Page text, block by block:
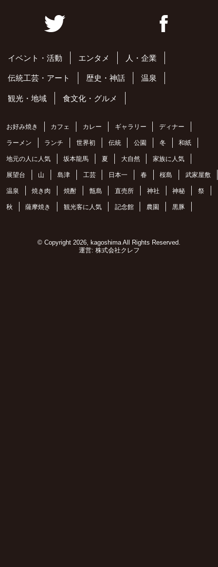
イベント・活動 エンタメ 人・企業
伝統工芸・アート 歴史・神話 温泉
観光・地域 食文化・グルメ
お好み焼き カフェ カレー ギャラリー ディナー
ラーメン ランチ 世界初 伝統 公園 冬 和紙
地元の人に人気 坂本龍馬 夏 大自然 家族に人気
展望台 山 島津 工芸 日本一 春 桜島 武家屋敷
温泉 焼き肉 焼酎 甑島 直売所 神社 神秘 祭
秋 薩摩焼き 観光客に人気 記念館 農園 黒豚
© Copyright 2026, kagoshima All Rights Reserved.
運営: 株式会社クレフ